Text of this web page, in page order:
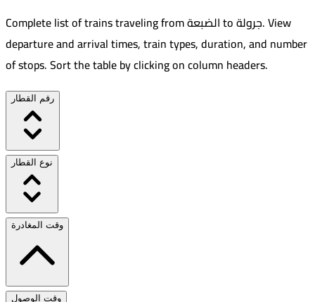
Complete list of trains traveling fromالضبعةtoجرولة.View
departure and arrival times, train types, duration, and number
of stops. Sort the table by clicking on column headers.
رقم القطار
نوع القطار
وقت المغادرة
وقت الوصول